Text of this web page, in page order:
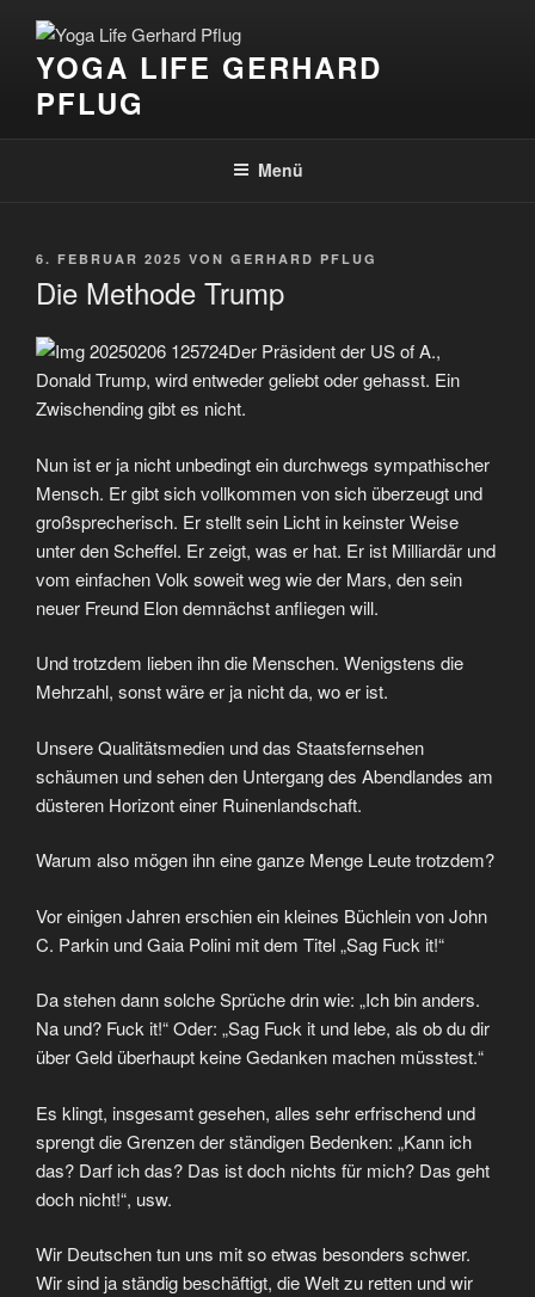
Inhalt
springenYOGA LIFE GERHARD
PFLUG
Menü
VERÖFFENTLICHT
6. FEBRUAR 2025 VON GERHARD PFLUG
Die Methode Trump
Der Präsident der US of A.,
Donald Trump, wird entweder geliebt oder gehasst. Ein
Zwischending gibt es nicht.
Nun ist er ja nicht unbedingt ein durchwegs sympathischer
Mensch. Er gibt sich vollkommen von sich überzeugt und
großsprecherisch. Er stellt sein Licht in keinster Weise
unter den Scheffel. Er zeigt, was er hat. Er ist Milliardär und
vom einfachen Volk soweit weg wie der Mars, den sein
neuer Freund Elon demnächst anfliegen will.
Und trotzdem lieben ihn die Menschen. Wenigstens die
Mehrzahl, sonst wäre er ja nicht da, wo er ist.
Unsere Qualitätsmedien und das Staatsfernsehen
schäumen und sehen den Untergang des Abendlandes am
düsteren Horizont einer Ruinenlandschaft.
Warum also mögen ihn eine ganze Menge Leute trotzdem?
Vor einigen Jahren erschien ein kleines Büchlein von John
C. Parkin und Gaia Polini mit dem Titel „Sag Fuck it!“
Da stehen dann solche Sprüche drin wie: „Ich bin anders.
Na und? Fuck it!“ Oder: „Sag Fuck it und lebe, als ob du dir
über Geld überhaupt keine Gedanken machen müsstest.“
Es klingt, insgesamt gesehen, alles sehr erfrischend und
sprengt die Grenzen der ständigen Bedenken: „Kann ich
das? Darf ich das? Das ist doch nichts für mich? Das geht
doch nicht!“, usw.
Wir Deutschen tun uns mit so etwas besonders schwer.
Wir sind ja ständig beschäftigt, die Welt zu retten und wir